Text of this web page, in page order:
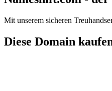
Mit unserem sicheren
Diese Domain